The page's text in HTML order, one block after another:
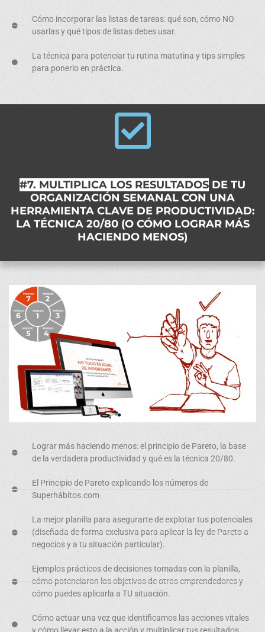
Cómo incorporar las listas de tareas:qué son, cómo NO
usarlas y qué tipos de listas debes usar.
La técnica para potenciar tu rutina matutina ytips simples
para ponerlo en práctica.
#7. MULTIPLICA LOS RESULTADOS DE TU
ORGANIZACIÓN SEMANAL CON UNA
HERRAMIENTA CLAVE DE PRODUCTIVIDAD:
LA TÉCNICA 20/80 (O CÓMO LOGRAR MÁS
HACIENDO MENOS)
Lograr más haciendo menos:el principio de Pareto, la base
de la verdadera productividad y qué es la técnica 20/80.
El Principio de Paretoexplicando los números de
Superhábitos.com
La mejor planilla para asegurarte deexplotar tus potenciales
(diseñada de forma exclusiva para aplicar la ley de Pareto a
negocios y a tu situación particular).
Ejemplos prácticosde decisiones tomadas con la planilla,
cómo potenciaron los objetivos de otros emprendedores y
cómo puedes aplicarla a TU situación.
Cómo actuar una vez queidentificamos las acciones vitales